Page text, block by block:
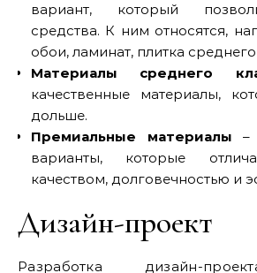
вариант, который
средства. К ним относятся,
обои, ламинат, плитка среднего
Материалы среднего
качественные материалы,
дольше.
Премиальные материалы –
варианты, которые
качеством, долговечностью и
Дизайн-проект
Разработка дизайн-